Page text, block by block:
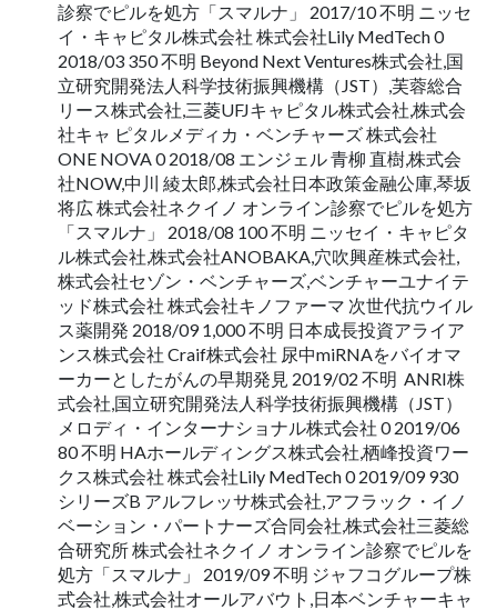
診察でピルを処方「スマルナ」 2017/10 不明 ニッセ
イ・キャピタル株式会社 株式会社Lily MedTech 0
2018/03 350 不明 Beyond Next Ventures株式会社,国
立研究開発法人科学技術振興機構（JST）,芙蓉総合
リース株式会社,三菱UFJキャピタル株式会社,株式会
社キャ ピタルメディカ・ベンチャーズ 株式会社
ONE NOVA 0 2018/08 エンジェル 青柳 直樹,株式会
社NOW,中川 綾太郎,株式会社日本政策金融公庫,琴坂
将広 株式会社ネクイノ オンライン診察でピルを処方
「スマルナ」 2018/08 100 不明 ニッセイ・キャピタ
ル株式会社,株式会社ANOBAKA,穴吹興産株式会社,
株式会社セゾン・ベンチャーズ,ベンチャーユナイテ
ッド株式会社 株式会社キノファーマ 次世代抗ウイル
ス薬開発 2018/09 1,000 不明 日本成長投資アライア
ンス株式会社 Craif株式会社 尿中miRNAをバイオマ
ーカーとしたがんの早期発見 2019/02 不明 ​ ANRI株
式会社,国立研究開発法人科学技術振興機構（JST）
メロディ・インターナショナル株式会社 0 2019/06
80 不明 HAホールディングス株式会社,栖峰投資ワー
クス株式会社 株式会社Lily MedTech 0 2019/09 930
シリーズB アルフレッサ株式会社,アフラック・イノ
ベーション・パートナーズ合同会社,株式会社三菱総
合研究所 株式会社ネクイノ オンライン診察でピルを
処方「スマルナ」 2019/09 不明 ジャフコグループ株
式会社,株式会社オールアバウト,日本ベンチャーキャ